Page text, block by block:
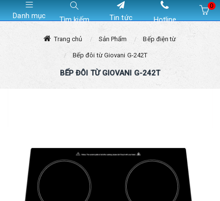
Danh mục Tìm kiếm Tin tức Hotline
0
Trang chủ Sản Phẩm Bếp điện từ
Bếp đôi từ Giovani G-242T
BẾP ĐÔI TỪ GIOVANI G-242T